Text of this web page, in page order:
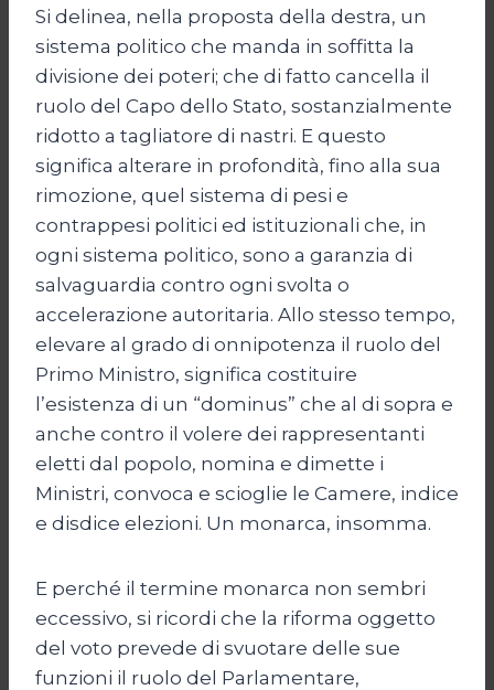
Si delinea, nella proposta della destra, un
sistema politico che manda in soffitta la
divisione dei poteri; che di fatto cancella il
ruolo del Capo dello Stato, sostanzialmente
ridotto a tagliatore di nastri. E questo
significa alterare in profondità, fino alla sua
rimozione, quel sistema di pesi e
contrappesi politici ed istituzionali che, in
ogni sistema politico, sono a garanzia di
salvaguardia contro ogni svolta o
accelerazione autoritaria. Allo stesso tempo,
elevare al grado di onnipotenza il ruolo del
Primo Ministro, significa costituire
l’esistenza di un “dominus” che al di sopra e
anche contro il volere dei rappresentanti
eletti dal popolo, nomina e dimette i
Ministri, convoca e scioglie le Camere, indice
e disdice elezioni. Un monarca, insomma.
E perché il termine monarca non sembri
eccessivo, si ricordi che la riforma oggetto
del voto prevede di svuotare delle sue
funzioni il ruolo del Parlamentare,